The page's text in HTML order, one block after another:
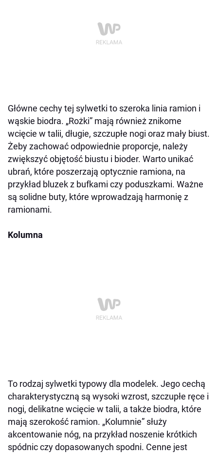
Główne cechy tej sylwetki to szeroka linia ramion i
wąskie biodra. „Rożki” mają również znikome
wcięcie w talii, długie, szczupłe nogi oraz mały biust.
Żeby zachować odpowiednie proporcje, należy
zwiększyć objętość biustu i bioder. Warto unikać
ubrań, które poszerzają optycznie ramiona, na
przykład bluzek z bufkami czy poduszkami. Ważne
są solidne buty, które wprowadzają harmonię z
ramionami.
Kolumna
To rodzaj sylwetki typowy dla modelek. Jego cechą
charakterystyczną są wysoki wzrost, szczupłe ręce i
nogi, delikatne wcięcie w talii, a także biodra, które
mają szerokość ramion. „Kolumnie” służy
akcentowanie nóg, na przykład noszenie krótkich
spódnic czy dopasowanych spodni. Cenne jest